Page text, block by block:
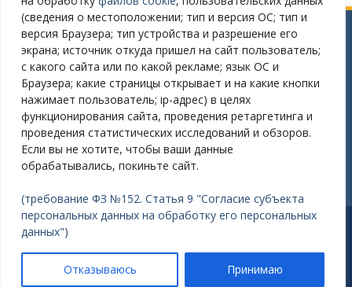
(сведения о местоположении; тип и версия ОС; тип и
версия Браузера; тип устройства и разрешение его
экрана; источник откуда пришел на сайт пользователь;
с какого сайта или по какой рекламе; язык ОС и
Браузера; какие страницы открывает и на какие кнопки
нажимает пользователь; ip-адрес) в целях
функционирования сайта, проведения ретаргетинга и
проведения статистических исследований и обзоров.
Если вы не хотите, чтобы ваши данные
обрабатывались, покиньте сайт.
(требование ФЗ №152. Статья 9 "Согласие субъекта
персональных данных на обработку его персональных
данных")
Отказываюсь Принимаю
Сайт разработан в соответствии
с требованиями Постановления Правительства РФ № 582
от 11.12.2018
Требования к структуре официального сайта
образовательной организации в ИТС «Интернет»
и формату представления на нем информации»
утверждены Приказом Рособрнадзора от 14.08.2020 №831
Разработано: Зайцев Александр Викторович E-mail:
Работает на WordPress
Education Hub автор:
Themes